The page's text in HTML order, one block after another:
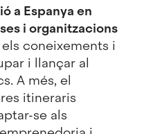
a Espanya en
i organitzacions
coneixements i
i llançar al
A més, el
itineraris
se als